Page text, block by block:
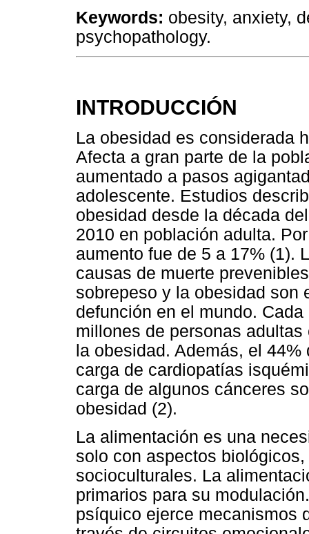
Keywords: obesity, anxiety,
psychopathology.
INTRODUCCIÓN
La obesidad es considerada
Afecta a gran parte de la
aumentado a pasos
adolescente. Estudios
obesidad desde la década
2010 en población adulta.
aumento fue de 5 a 17% (1).
causas de muerte
sobrepeso y la obesidad son
defunción en el mundo.
millones de personas
la obesidad. Además, el
carga de cardiopatías
carga de algunos cánceres
obesidad (2).
La alimentación es una
solo con aspectos
socioculturales. La
primarios para su
psíquico ejerce mecanismos